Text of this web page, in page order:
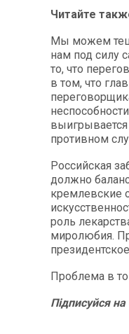
Читайте
Мы можем
нам под силу
то, что
в том, что
противном
Российская
должно
кремлевские
роль
миролюбия.
Проблема в
Підписуйся на